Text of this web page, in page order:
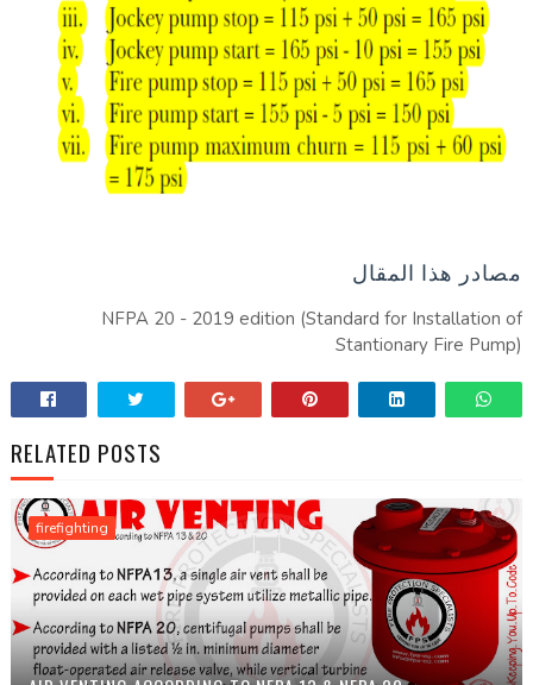
مصادر هذا المقال
NFPA 20 - 2019 edition (Standard for Installation of
Stantionary Fire Pump)
RELATED POSTS
firefighting